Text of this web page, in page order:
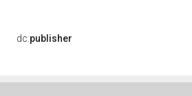
dc:publisher